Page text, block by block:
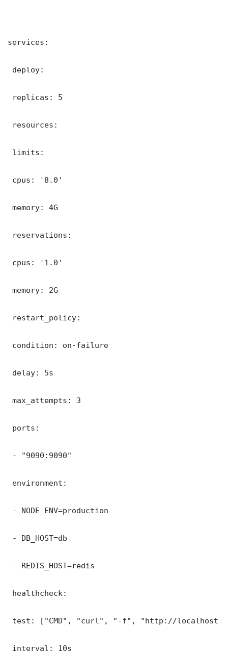
services:
deploy:
replicas: 5
resources:
limits:
cpus: '8.0'
memory: 4G
reservations:
cpus: '1.0'
memory: 2G
restart_policy:
condition: on-failure
delay: 5s
max_attempts: 3
ports:
- "9090:9090"
environment:
- NODE_ENV=production
- DB_HOST=db
- REDIS_HOST=redis
healthcheck:
test: ["CMD", "curl", "-f", "http://
interval: 10s